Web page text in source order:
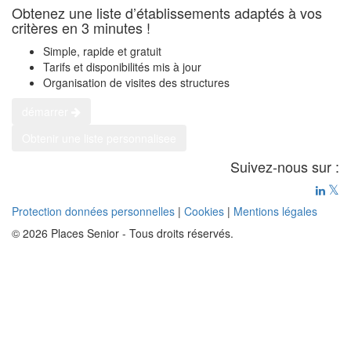
Obtenez une liste d’établissements adaptés à vos
critères en 3 minutes !
Simple, rapide et gratuit
Tarifs et disponibilités mis à jour
Organisation de visites des structures
Suivez-nous sur :
Protection données personnelles | Cookies | Mentions légales
© 2026 Places Senior - Tous droits réservés.